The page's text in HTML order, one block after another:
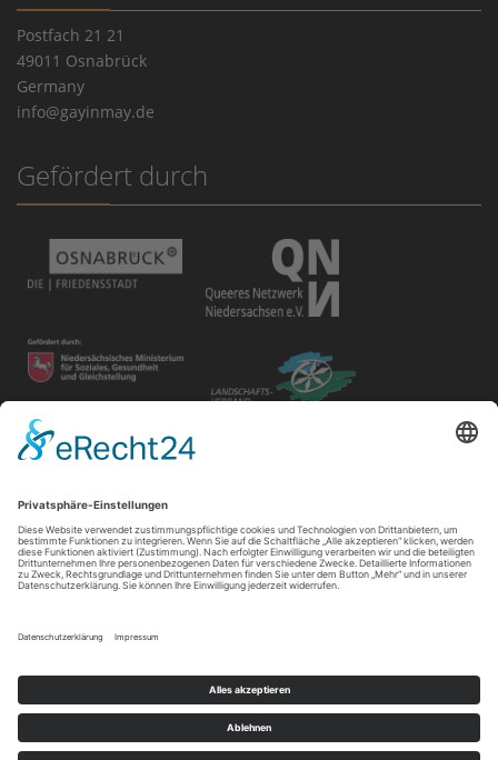
Postfach 21 21
49011 Osnabrück
Germany
info@gayinmay.de
Gefördert durch
Disclaimer
Der Gay in May e.V. bietet unterschiedlichen Gruppen und
für ihre Inhalte tragen die Veranstalter*innen.
Datenschutz|